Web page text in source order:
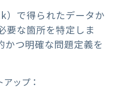
）で得られたデータか
要な箇所を特定しま
かつ明確な問題定義を
ップ：